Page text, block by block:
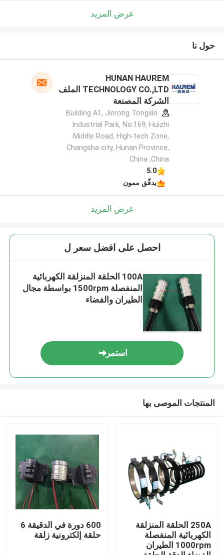
عرض المزيد
حول نا
HUNAN HAUREM
TECHNOLOGY CO.,LTD الملف
الشركة المصنعة
Building A1, Jinrong Tongxin
Industrial Park, No.169, Huizhi
Middle Road, High-tech Zone,
Changsha city, Hunan Province,
China ,China
5.0
يدقّق ممون
عرض المزيد
احصل على افضل سعر ل
100A الحلقة المنزلقة الكهربائية
المنفصلة 1500rpm بواسطة مجال
الطيران والفضاء
استمر
المنتجات الموصى بها
250A الحلقة المنزلقة
الكهربائية المنفصلة
1000rpm الطيران
600 دورة في الدقيقة 6
حلقة إلكترونية زلقة